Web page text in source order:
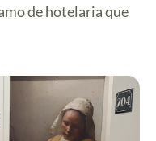
de hotelaria que